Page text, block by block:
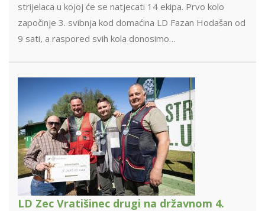
strijelaca u kojoj će se natjecati 14 ekipa. Prvo kolo
započinje 3. svibnja kod domaćina LD Fazan Hodašan od
9 sati, a raspored svih kola donosimo…
LD Zec Vratišinec drugi na državnom 4.